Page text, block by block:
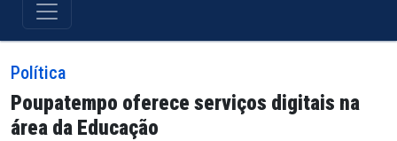
Política
Poupatempo oferece serviços digitais na
área da Educação